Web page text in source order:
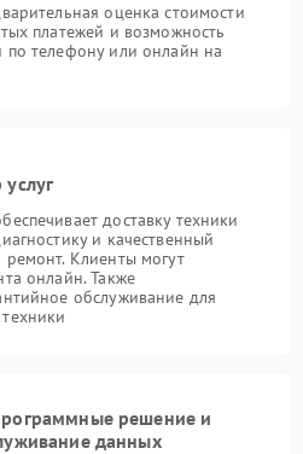
оценка стоимости
платежей и возможность
по телефону или онлайн на
доставку техники
и качественный
Клиенты могут
онлайн. Также
обслуживание для
решение и
данных